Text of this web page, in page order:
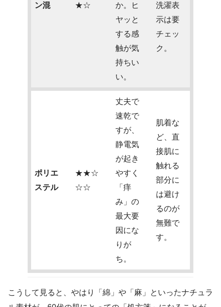
ン混
★☆
か。ヒ
ヤッと
する感
触が気
持ちい
い。
洗濯表
示は要
チェッ
ク。
ポリエ
ステル
★★☆
☆☆
丈夫で
速乾で
すが、
静電気
が起き
やすく
「痒
み」の
最大要
因にな
りが
ち。
肌着な
ど、直
接肌に
触れる
部分に
は避け
るのが
無難で
す。
こうして見ると、やはり「綿」や「麻」といったナチュラ